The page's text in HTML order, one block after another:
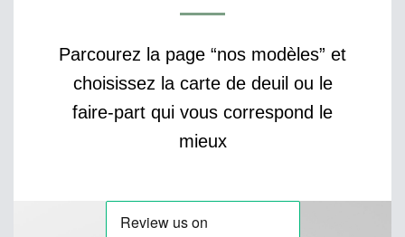
Parcourez la page “nos modèles” et
choisissez la carte de deuil ou le
faire-part qui vous correspond le
mieux